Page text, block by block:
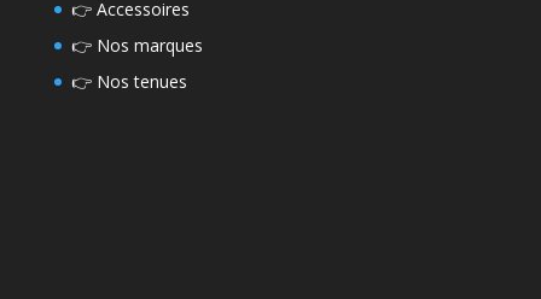
👉 Accessoires
👉 Nos marques
👉 Nos tenues